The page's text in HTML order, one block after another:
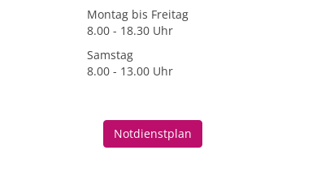
Montag bis Freitag
8.00 - 18.30 Uhr
Samstag
8.00 - 13.00 Uhr
Notdienstplan